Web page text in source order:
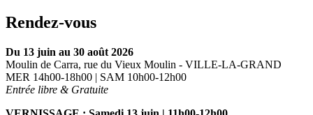
Rendez-vous
Du 13 juin au 30 août 2026
Moulin de Carra, rue du Vieux Moulin - VILLE-LA-GRAND
MER 14h00-18h00 | SAM 10h00-12h00
Entrée libre & Gratuite